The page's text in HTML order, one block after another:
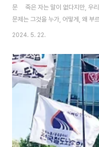
문 죽은 자는 말이 없다지만, 우리
문제는 그것을 누가, 어떻게, 왜
광주에 대한 트렌드는 ‘덮어쓰기’라
다. 개혁신당 이준석 대표는 ‘영남
화하는 묘기를 보여주었고, 서울 도
의힘 김재섭 당선인은 4호선 쌍문
다’라는 현수막을 게재하기도 했
2024. 5. 22.